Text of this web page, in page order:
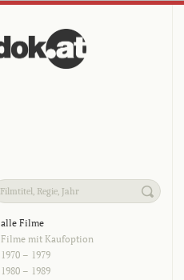
alle Filme
Filme mit Kaufoption
1970 – 1979
1980 – 1989